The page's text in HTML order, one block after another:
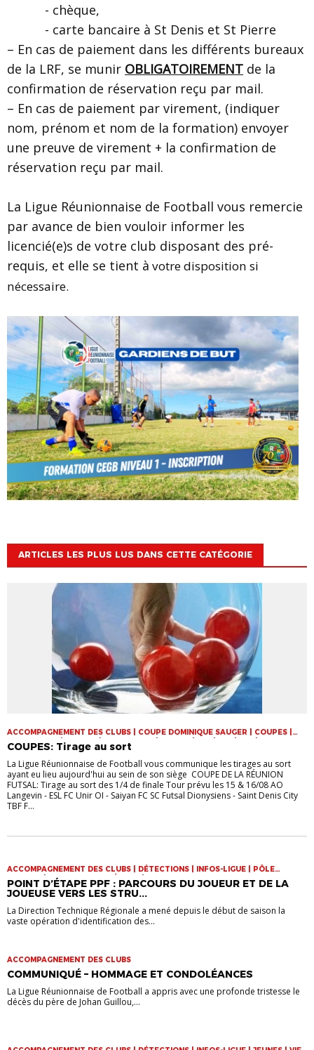
- chèque,
- carte bancaire à St Denis et St Pierre
– En cas de paiement dans les différents bureaux
de la LRF, se munir OBLIGATOIREMENT de la
confirmation de réservation reçu par mail.
– En cas de paiement par virement, (indiquer
nom, prénom et nom de la formation) envoyer
une preuve de virement + la confirmation de
réservation reçu par mail.
La Ligue Réunionnaise de Football vous remercie
par avance de bien vouloir informer les
licencié(e)s de votre club disposant des pré-
requis, et elle se tient à votre disposition si
nécessaire.
ARTICLES LES PLUS LUS DANS CETTE CATÉGORIE
ACCOMPAGNEMENT DES CLUBS | COUPE DOMINIQUE SAUGER | COUPES |
FOOT LOISIR | FUTSAL | INFOS-LIGUE | JEUNES | U14 | U15 | U17 | VIE DES
CLUBS
COUPES: Tirage au sort
La Ligue Réunionnaise de Football vous communique les tirages au sort
ayant eu lieu aujourd'hui au sein de son siège COUPE DE LA RÉUNION
FUTSAL: Tirage au sort des 1/4 de finale Tour prévu les 15 & 16/08 AO
Langevin - ESL FC Unir OI - Saiyan FC SC Futsal Dionysiens - Saint Denis City
TBF F...
ACCOMPAGNEMENT DES CLUBS | DÉTECTIONS | INFOS-LIGUE | PÔLE
ESPOIRS | SPORT-ETUDE FÉMININ | VIE DES CLUBS
POINT D’ÉTAPE PPF : PARCOURS DU JOUEUR ET DE LA
JOUEUSE VERS LES STRU...
La Direction Technique Régionale a mené depuis le début de saison la
vaste opération d'identification des...
ACCOMPAGNEMENT DES CLUBS
COMMUNIQUÉ – HOMMAGE ET CONDOLÉANCES
La Ligue Réunionnaise de Football a appris avec une profonde tristesse le
décès du père de Johan Guillou,...